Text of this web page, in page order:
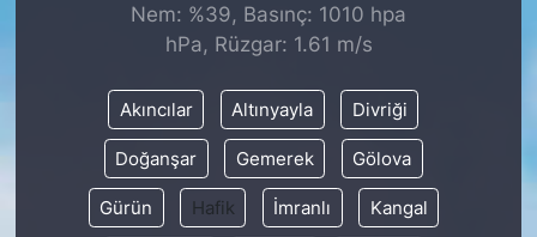
Nem: %39, Basınç: 1010 hpa
hPa, Rüzgar: 1.61 m/s
Akıncılar Altınyayla Divriği
Doğanşar Gemerek Gölova
Gürün Hafik İmranlı Kangal
SİYASET
SON DAKİKA HABERİ
SPOR